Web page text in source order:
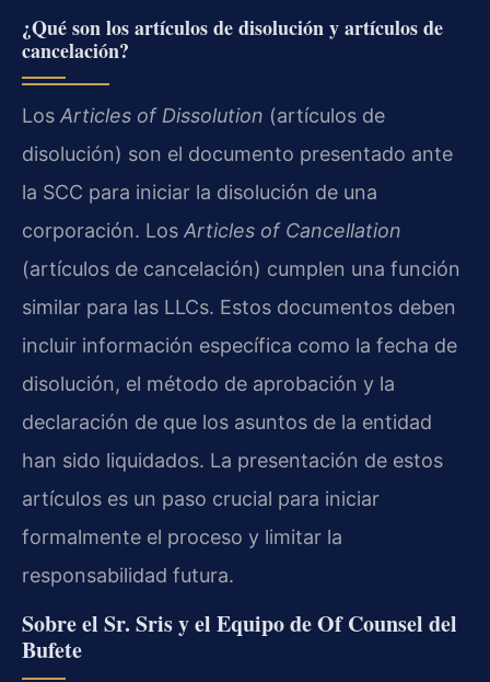
¿Qué son los artículos de disolución y artículos de
cancelación?
Los Articles of Dissolution (artículos de
disolución) son el documento presentado ante
la SCC para iniciar la disolución de una
corporación. Los Articles of Cancellation
(artículos de cancelación) cumplen una función
similar para las LLCs. Estos documentos deben
incluir información específica como la fecha de
disolución, el método de aprobación y la
declaración de que los asuntos de la entidad
han sido liquidados. La presentación de estos
artículos es un paso crucial para iniciar
formalmente el proceso y limitar la
responsabilidad futura.
Sobre el Sr. Sris y el Equipo de Of Counsel del
Bufete